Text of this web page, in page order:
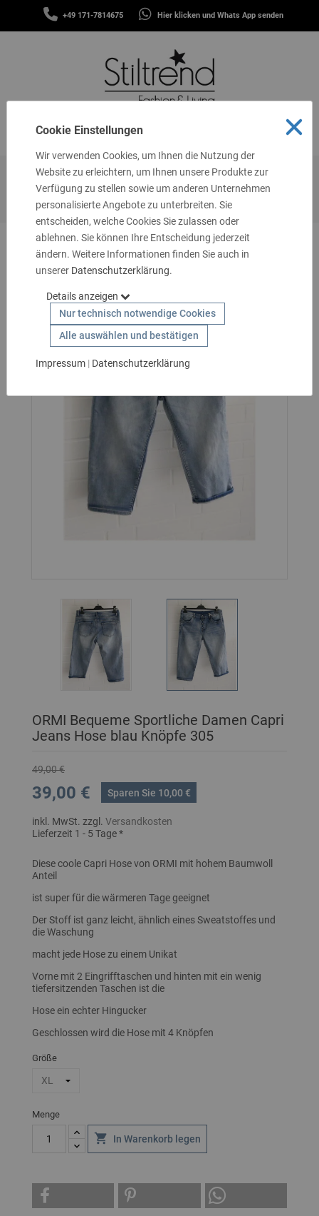
+49 171-7814675 Hier klicken und Whats App senden
MENÜ
SCHALS
STIRNBÄNDER
GUTSCHEINE
TASCHEN
&
MEHR
LIVING
SCHMUCK
SOCKEN
GESCHENKIDEEN
HANDSCHUHE
Startseite Fashion
ORMI Bequeme Sportliche Damen Capri
Jeans Hose blau Knöpfe 305
ORMI Bequeme Sportliche Damen Capri
Jeans Hose blau Knöpfe 305
49,00 €
39,00 € Sparen Sie 10,00 €
inkl. MwSt. zzgl. Versandkosten
Lieferzeit 1 - 5 Tage *
Diese coole Capri Hose von ORMI mit hohem Baumwoll
Anteil
ist super für die wärmeren Tage geeignet
Der Stoff ist ganz leicht, ähnlich eines Sweatstoffes und
die Waschung
macht jede Hose zu einem Unikat
Vorne mit 2 Eingrifftaschen und hinten mit ein wenig
tiefersitzenden Taschen ist die
Hose ein echter Hingucker
Geschlossen wird die Hose mit 4 Knöpfen
Größe
Menge
 In Warenkorb legen
Cookie Einstellungen
Wir verwenden Cookies, um Ihnen die Nutzung der
Website zu erleichtern, um Ihnen unsere Produkte zur
Verfügung zu stellen sowie um anderen Unternehmen
personalisierte Angebote zu unterbreiten. Sie
entscheiden, welche Cookies Sie zulassen oder
ablehnen. Sie können Ihre Entscheidung jederzeit
ändern. Weitere Informationen finden Sie auch in
unserer Datenschutzerklärung.
Details anzeigen
Nur technisch notwendige Cookies
Alle auswählen und bestätigen
Impressum| Datenschutzerklärung